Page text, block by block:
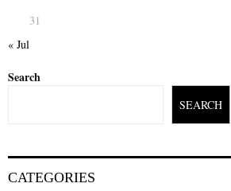
31
« Jul
Search
SEARCH
CATEGORIES